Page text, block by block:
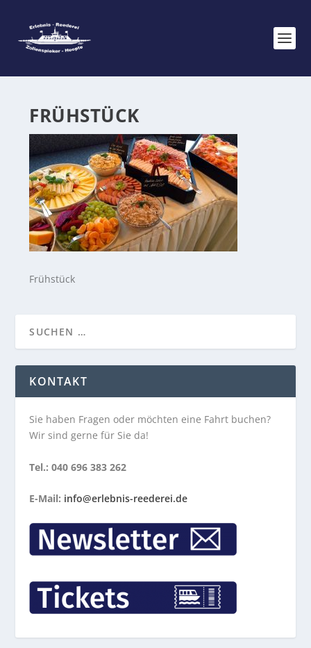
FRÜHSTÜCK
Frühstück
KONTAKT
Sie haben Fragen oder möchten eine Fahrt buchen?
Wir sind gerne für Sie da!
Tel.: 040 696 383 262
E-Mail: info@erlebnis-reederei.de